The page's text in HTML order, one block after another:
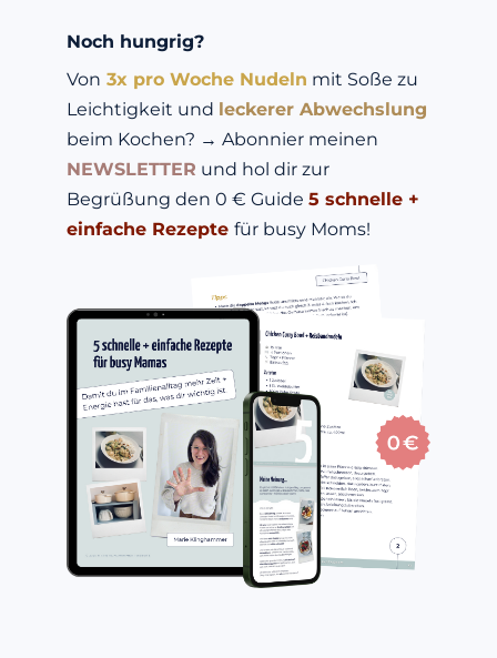
Noch hungrig?
Von 3x pro Woche Nudeln mit Soße zu
Leichtigkeit und
beim Kochen?
NEWSLETTER und hol dir zur
Begrüßung den 0 € Guide 5 schnelle +
einfache Rezepte für busy Moms!